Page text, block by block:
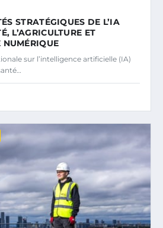
STRATÉGIQUES DE L’IA
L’AGRICULTURE ET
NUMÉRIQUE
sur l’intelligence artificielle (IA)